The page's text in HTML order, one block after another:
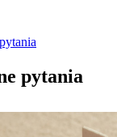
pytania